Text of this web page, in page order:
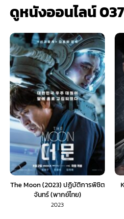
ดูหนังออนไลน์ 037
The Moon (2023) ปฏิบัติการพิชิต
จันทร์ (พากย์ไทย)
2023